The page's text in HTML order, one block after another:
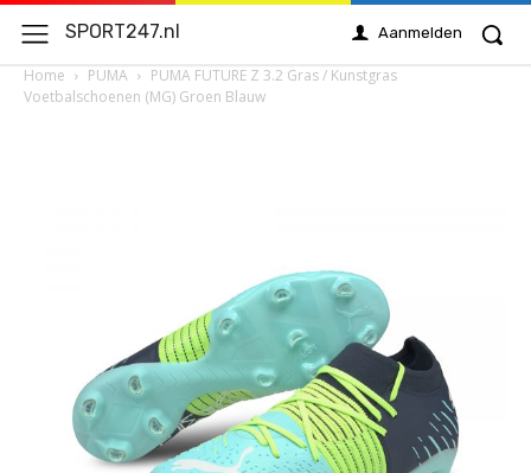
SPORT247.nl Aanmelden
Home PUMA
PUMA FUTURE Z 3.2 Gras / Kunstgras
Voetbalschoenen (MG) Groen Blauw